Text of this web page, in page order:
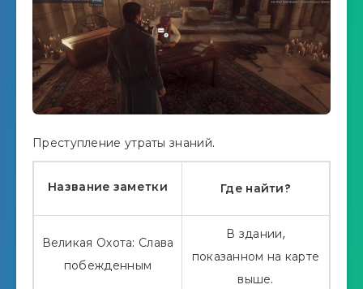
Преступление утраты знаний.
Название заметки Где найти?
Великая Охота: Слава
побежденным
В здании,
показанном на карте
выше.